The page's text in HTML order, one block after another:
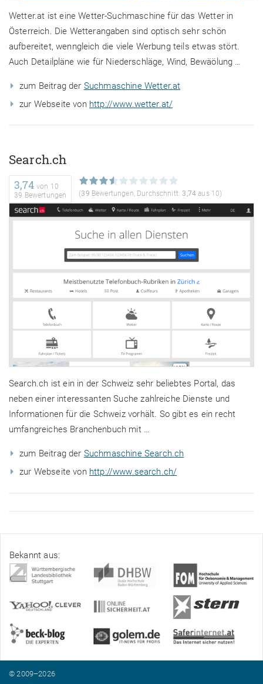
Wetter.at ist eine Wetter-Suchmaschine für das Wetter in
Österreich. Die Wetterangaben sind optisch sehr schön
aufbereitet, wenngleich die viele Werbung teils etwas stört.
Auch Detailpläne wie für Niederschläge, Wind, Bewäölung …
zum Beitrag der Suchmaschine Wetter.at
zur Webseite von http://www.wetter.at/
Search.ch
3,74 von 10
39 Bewertungen
(39 Bewertungen, Durchschnitt: 3,74aus 10)
Search.ch ist ein in der Schweiz sehr beliebtes Portal, das
neben einer interessanten Suche zahlreiche Dienste und
Informationen für die Schweiz vorhält. So gibt es ein recht
umfangreiches Branchenbuch mit …
zum Beitrag der Suchmaschine Search.ch
zur Webseite von http://www.search.ch/
Bekannt aus:
© 2009–2026